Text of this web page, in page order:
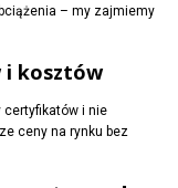
– my zajmiemy
i kosztów
certyfikatów i nie
ceny na rynku bez